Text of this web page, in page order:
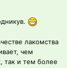
лакомства
чем
так и тем более